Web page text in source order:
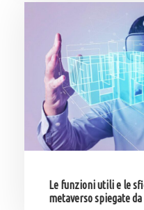
Le funzioni utili e le
metaverso spiegate